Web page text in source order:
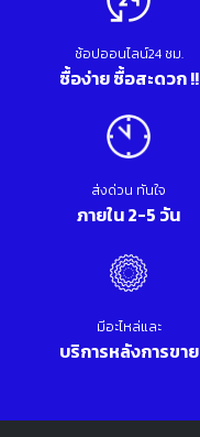
ช้อปออนไลน์24 ชม.
ซื้อง่าย ซื้อสะดวก !!
ส่งด่วน ทันใจ
ภายใน 2-5 วัน
มีอะไหล่และ
บริการหลังการขาย